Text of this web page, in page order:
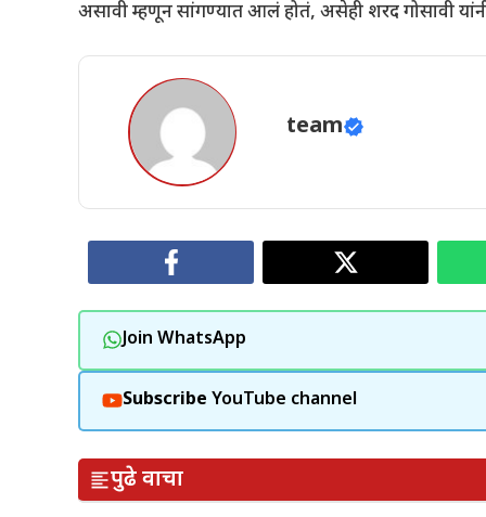
असावी म्हणून सांगण्यात आलं होतं, असेही शरद गोसावी
team
Join WhatsApp
Subscribe YouTube channel
पुढे वाचा